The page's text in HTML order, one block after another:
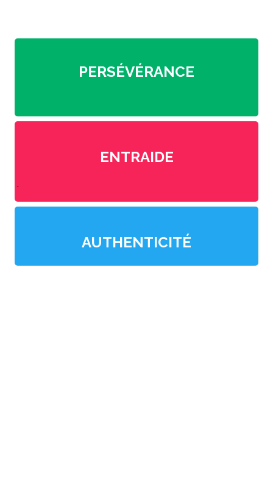
PERSÉVÉRANCE
ENTRAIDE
.
AUTHENTICITÉ